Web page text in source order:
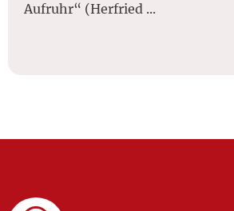
Aufruhr“ (Herfried ...